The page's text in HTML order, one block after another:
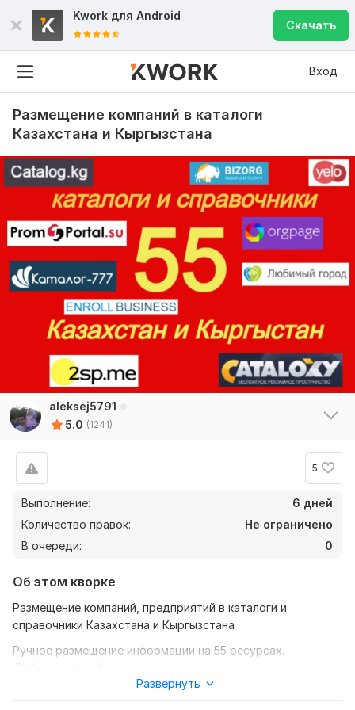
Kwork для Android
Скачать
Вход
Размещение компаний в каталоги
Казахстана и Кыргызстана
aleksej5791
5.0 (1241)
5
Выполнение:
6 дней
Количество правок:
Не ограничено
В очереди:
0
Об этом кворке
Размещение компаний, предприятий в каталоги и
справочники Казахстана и Кыргызстана
Ручное размещение информации на 55 ресурсах.
вашего бизнеса в интернете.
Развернуть